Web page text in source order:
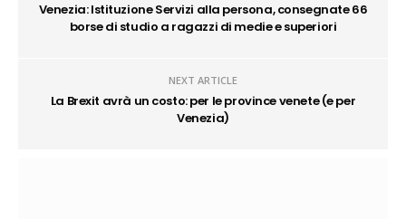
Venezia: Istituzione Servizi alla persona, consegnate 66
borse di studio a ragazzi di medie e superiori
NEXT ARTICLE
La Brexit avrà un costo: per le province venete (e per
Venezia)